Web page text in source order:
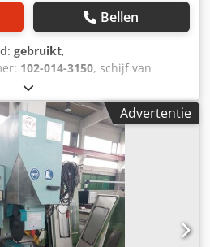
Bellen
gebruikt,
102-014-3150, schijf van
mm 90 ° ronde: 130 mm
210 x 80 mm snijgebied in
snijgebied in mijter op het
mm snijsnelheid: 11/22 m/min
x 1980 mm gewicht: ca. 1100 kg
Advertentie